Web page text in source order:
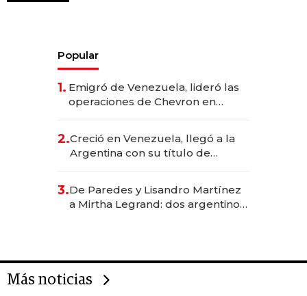
Popular
1. Emigró de Venezuela, lideró las
operaciones de Chevron en
2.Creció en Venezuela, llegó a la
Argentina con su título de
las marcas "fast premium"
3.De Paredes y Lisandro Martínez
a Mirtha Legrand: dos argentinos
Más noticias